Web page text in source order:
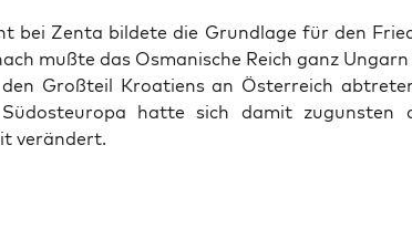
bei Zen­ta bildete die Grund­lage für den
mußte das Osman­is­che Reich ganz
Großteil Kroa­t­iens an Öster­re­ich
hat­te sich damit zugun­sten
verän­dert.